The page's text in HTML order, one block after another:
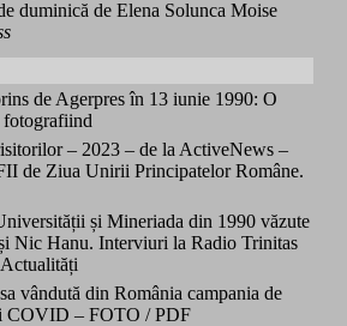
duminică de Elena Solunca Moise
de Agerpres în 13 iunie 1990: O
– 2023 – de la ActiveNews –
de Ziua Unirii Principatelor Române.
și Mineriada din 1990 văzute
Nic Hanu. Interviuri la Radio Trinitas
vândută din România campania de
COVID – FOTO / PDF